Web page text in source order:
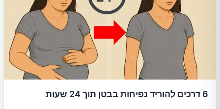
6 דרכים להוריד נפיחות בבטן תוך 24 שעות